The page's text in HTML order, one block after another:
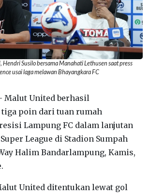
Susilo bersama Manahati Lethusen saat press
usai laga melawan Bhayangkara FC
Malut United berhasil
poin dari tuan rumah
Lampung FC dalam lanjutan
League di Stadion Sumpah
Halim Bandarlampung, Kamis,
United ditentukan lewat gol